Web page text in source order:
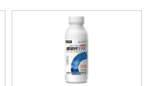
藏期，避免运输途中及货架期
的水分流失造成的经济损失；
5. 提亮果面，促进果实表面蜡
质层生成，避免工业蜡对人体
造成的健康隐患，；
6. 对于蔬菜类，防空洞果、裂
果，提升单果重和果型，对于